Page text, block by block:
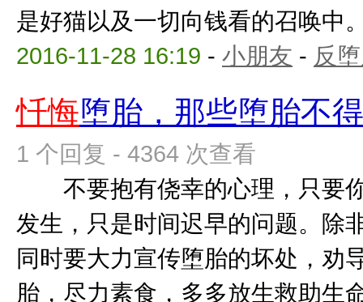
是好猫以及一切向钱看的召唤中
2016-11-28 16:19 - 小朋友 - 反
忏悔堕胎，那些堕胎不
1 个回复 - 4364 次查看
不要抱有侥幸的心理，只要
发生，只是时间迟早的问题。除
同时要大力宣传堕胎的坏处，劝
胎，尽力素食，多多放生救助生